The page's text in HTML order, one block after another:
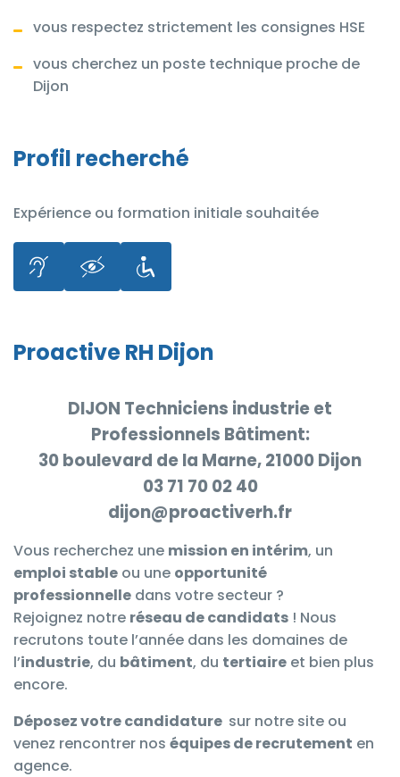
vous respectez strictement les consignes HSE
vous cherchez un poste technique proche de
Dijon
Profil recherché
Expérience ou formation initiale souhaitée
Proactive RH Dijon
DIJON Techniciens industrie et
Professionnels Bâtiment:
30 boulevard de la Marne, 21000 Dijon
03 71 70 02 40
dijon@proactiverh.fr
Vous recherchez une mission en intérim, un
emploi stable ou une opportunité
professionnelle dans votre secteur ?
Rejoignez notre réseau de candidats ! Nous
recrutons toute l’année dans les domaines de
l’industrie, du bâtiment, du tertiaire et bien plus
encore.
Déposez votre candidature sur notre site ou
venez rencontrer nos équipes de recrutement en
agence.